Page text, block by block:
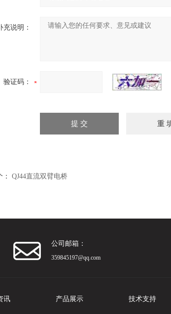
充说明：
验证码：
QJ44直流双臂电桥
公司邮箱：
359845197@qq.com
讯 产品展示 技术支持